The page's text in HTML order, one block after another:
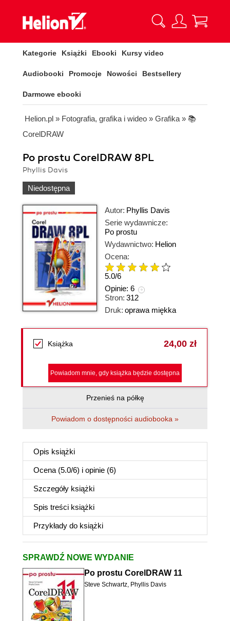
Kategorie Książki Ebooki Kursy video
Audiobooki Promocje Nowości Bestsellery
Darmowe ebooki
Helion.pl » Fotografia, grafika i wideo » Grafika » 📚
CorelDRAW
Po prostu CorelDRAW 8PL
Phyllis Davis
Niedostępna
Autor: Phyllis Davis
Serie wydawnicze:
Po prostu
Wydawnictwo: Helion
Ocena:
5.0/6
Opinie: 6
Stron: 312
Druk: oprawa miękka
Książka 24,00 zł
Powiadom mnie, gdy książka będzie dostępna
Przenieś na półkę
Powiadom o dostępności audiobooka »
Opis książki
Ocena (5.0/6) i opinie (6)
Szczegóły książki
Spis treści książki
Przykłady do książki
SPRAWDŹ NOWE WYDANIE
Po prostu CorelDRAW 11
Steve Schwartz, Phyllis Davis